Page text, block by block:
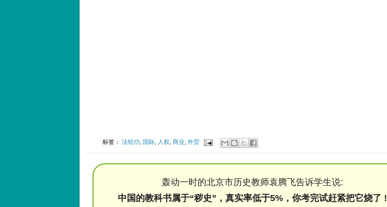
标签：法轮功 国际 人权 ,商业 ,外贸
轰动一时的北京市历史教师袁腾飞告诉学生说:
中国的教科书属于“秽史”，真实率低于5%，你考完试赶紧把它烧了 !